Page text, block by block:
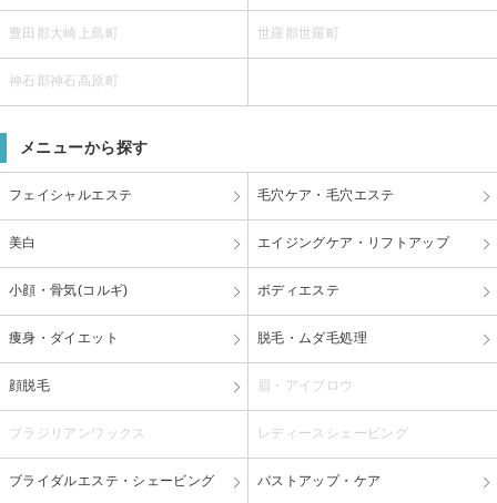
豊田郡大崎上島町 世羅郡世羅町
神石郡神石高原町
メニューから探す
フェイシャルエステ 毛穴ケア・毛穴エステ
美白 エイジングケア・リフトアップ
小顔・骨気(コルギ) ボディエステ
痩身・ダイエット 脱毛・ムダ毛処理
顔脱毛 眉・アイブロウ
ブラジリアンワックス レディースシェービング
ブライダルエステ・シェービング バストアップ・ケア